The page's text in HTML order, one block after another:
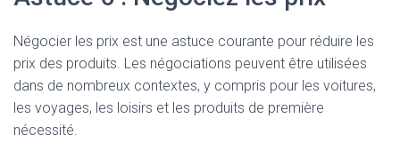
Négocier les prix est une astuce courante pour réduire les
prix des produits. Les négociations peuvent être utilisées
dans de nombreux contextes, y compris pour les voitures,
les voyages, les loisirs et les produits de première
nécessité.